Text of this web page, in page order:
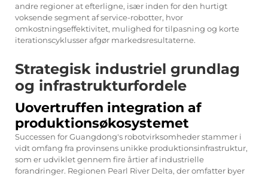
andre regioner at efterligne, især inden for den hurtigt
voksende segment af service-robotter, hvor
omkostningseffektivitet, mulighed for tilpasning og korte
iterationscyklusser afgør markedsresultaterne.
Strategisk industriel grundlag
og infrastrukturfordele
Uovertruffen integration af
produktionsøkosystemet
Successen for Guangdong's robotvirksomheder stammer i
vidt omfang fra provinsens unikke produktionsinfrastruktur,
som er udviklet gennem fire årtier af industrielle
forandringer. Regionen Pearl River Delta, der omfatter byer